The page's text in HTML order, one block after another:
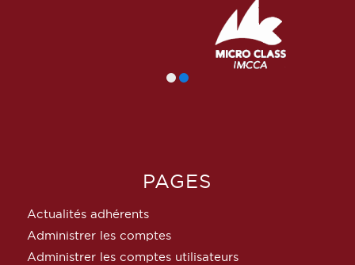
PAGES
Actualités adhérents
Administrer les comptes
Administrer les comptes utilisateurs